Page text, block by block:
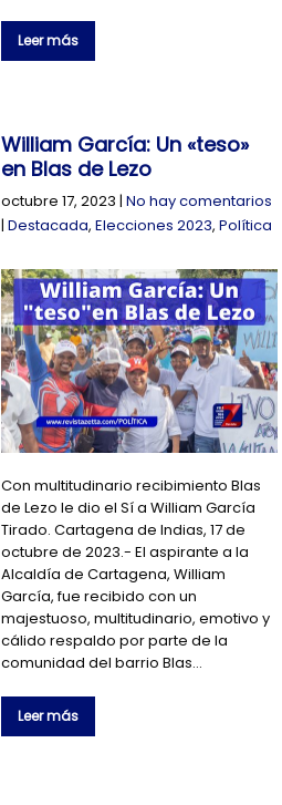
Leer más
William García: Un «teso»
en Blas de Lezo
octubre 17, 2023 |No hay comentarios
|Destacada,Elecciones 2023,Política
Con multitudinario recibimiento Blas
de Lezo le dio el Sí a William García
Tirado. Cartagena de Indias, 17 de
octubre de 2023.- El aspirante a la
Alcaldía de Cartagena, William
García, fue recibido con un
majestuoso, multitudinario, emotivo y
cálido respaldo por parte de la
comunidad del barrio Blas…
Leer más